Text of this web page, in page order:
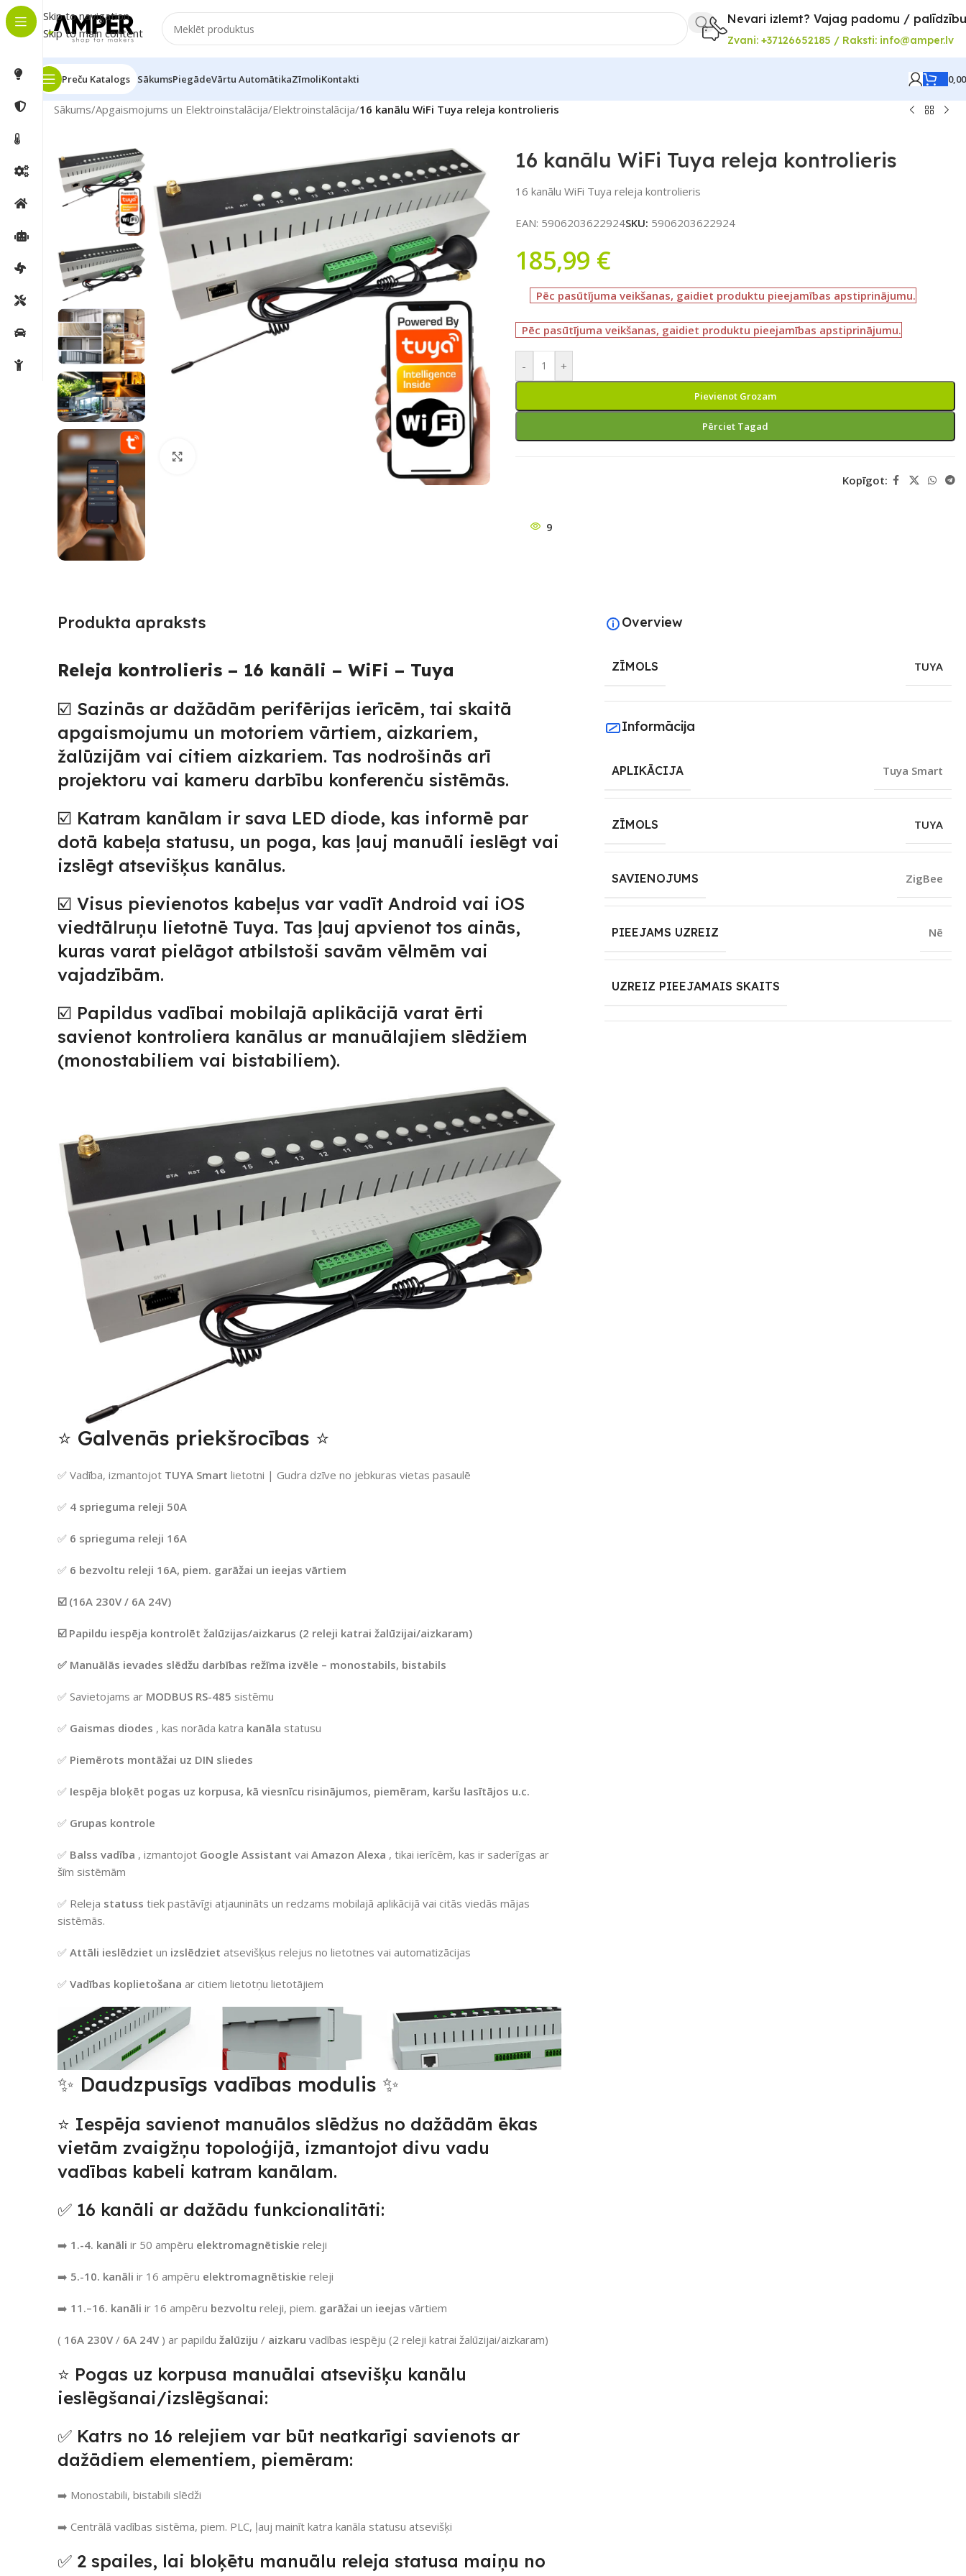
Skip to navigation
Skip to main content
Nevari izlemt? Vajag padomu /
Zvani: +37126652185 / Raksti: info@amper.lv
Preču Katalogs SākumsPiegādeVārtu AutomātikaZīmoliKontakti
Sākums/Apgaismojums un Elektroinstalācija/Elektroinstalācija/16 kanālu WiFi Tuya releja kontrolieris
16 kanālu WiFi Tuya releja kontrolieris
16 kanālu WiFi Tuya releja kontrolieris
EAN: 5906203622924SKU: 5906203622924
185,99 €
Pēc pasūtījuma veikšanas, gaidiet produktu pieejamības apstiprinājumu.
Pēc pasūtījuma veikšanas, gaidiet produktu pieejamības apstiprinājumu.
- +
Pievienot Grozam
Pērciet Tagad
Kopīgot:
9
Produkta apraksts
Releja kontrolieris – 16 kanāli – WiFi – Tuya
☑️ Sazinās ar dažādām perifērijas ierīcēm, tai skaitā
apgaismojumu un motoriem vārtiem, aizkariem,
žalūzijām vai citiem aizkariem. Tas nodrošinās arī
projektoru vai kameru darbību konferenču sistēmās.
☑️ Katram kanālam ir sava LED diode, kas informē par
dotā kabeļa statusu, un poga, kas ļauj manuāli ieslēgt vai
izslēgt atsevišķus kanālus.
☑️ Visus pievienotos kabeļus var vadīt Android vai iOS
viedtālruņu lietotnē Tuya. Tas ļauj apvienot tos ainās,
kuras varat pielāgot atbilstoši savām vēlmēm vai
vajadzībām.
☑️ Papildus vadībai mobilajā aplikācijā varat ērti
savienot kontroliera kanālus ar manuālajiem slēdžiem
(monostabiliem vai bistabiliem).
⭐ Galvenās priekšrocības ⭐
✅ Vadība, izmantojot TUYA Smart lietotni | Gudra dzīve no jebkuras vietas pasaulē
✅ 4 sprieguma releji 50A
✅ 6 sprieguma releji 16A
✅ 6 bezvoltu releji 16A, piem. garāžai un ieejas vārtiem
☑️ (16A 230V / 6A 24V)
☑️ Papildu iespēja kontrolēt žalūzijas/aizkarus (2 releji katrai žalūzijai/aizkaram)
✅ Manuālās ievades slēdžu darbības režīma izvēle – monostabils, bistabils
✅ Savietojams ar MODBUS RS-485 sistēmu
✅ Gaismas diodes , kas norāda katra kanāla statusu
✅ Piemērots montāžai uz DIN sliedes
✅ Iespēja bloķēt pogas uz korpusa, kā viesnīcu risinājumos, piemēram, karšu lasītājos u.c.
✅ Grupas kontrole
✅ Balss vadība , izmantojot Google Assistant vai Amazon Alexa , tikai ierīcēm, kas ir saderīgas ar
šīm sistēmām
✅ Releja statuss tiek pastāvīgi atjaunināts un redzams mobilajā aplikācijā vai citās viedās mājas
sistēmās.
✅ Attāli ieslēdziet un izslēdziet atsevišķus relejus no lietotnes vai automatizācijas
✅ Vadības koplietošana ar citiem lietotņu lietotājiem
✨ Daudzpusīgs vadības modulis ✨
⭐ Iespēja savienot manuālos slēdžus no dažādām ēkas
vietām zvaigžņu topoloģijā, izmantojot divu vadu
vadības kabeli katram kanālam.
✅ 16 kanāli ar dažādu funkcionalitāti:
➡️ 1.-4. kanāli ir 50 ampēru elektromagnētiskie releji
➡️ 5.-10. kanāli ir 16 ampēru elektromagnētiskie releji
➡️ 11.–16. kanāli ir 16 ampēru bezvoltu releji, piem. garāžai un ieejas vārtiem
( 16A 230V / 6A 24V ) ar papildu žalūziju / aizkaru vadības iespēju (2 releji katrai žalūzijai/aizkaram)
⭐ Pogas uz korpusa manuālai atsevišķu kanālu
ieslēgšanai/izslēgšanai:
✅ Katrs no 16 relejiem var būt neatkarīgi savienots ar
dažādiem elementiem, piemēram:
➡️ Monostabili, bistabili slēdži
➡️ Centrālā vadības sistēma, piem. PLC, ļauj mainīt katra kanāla statusu atsevišķi
✅ 2 spailes, lai bloķētu manuālu releja statusa maiņu no
Overview
ZĪMOLS TUYA
Informācija
APLIKĀCIJA Tuya Smart
ZĪMOLS TUYA
SAVIENOJUMS ZigBee
PIEEJAMS UZREIZ Nē
UZREIZ PIEEJAMAIS SKAITS